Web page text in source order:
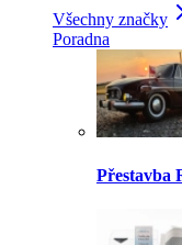
Všechny značky
Poradna
Přestavba